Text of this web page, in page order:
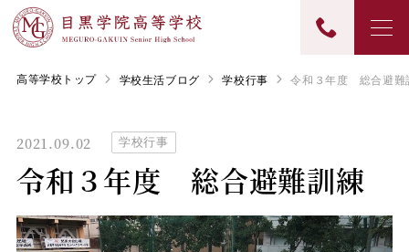
高等学校トップ 学校生活ブログ 学校行事 令和３年度 総合避難
2021.09.02 学校行事
令和３年度 総合避難訓練